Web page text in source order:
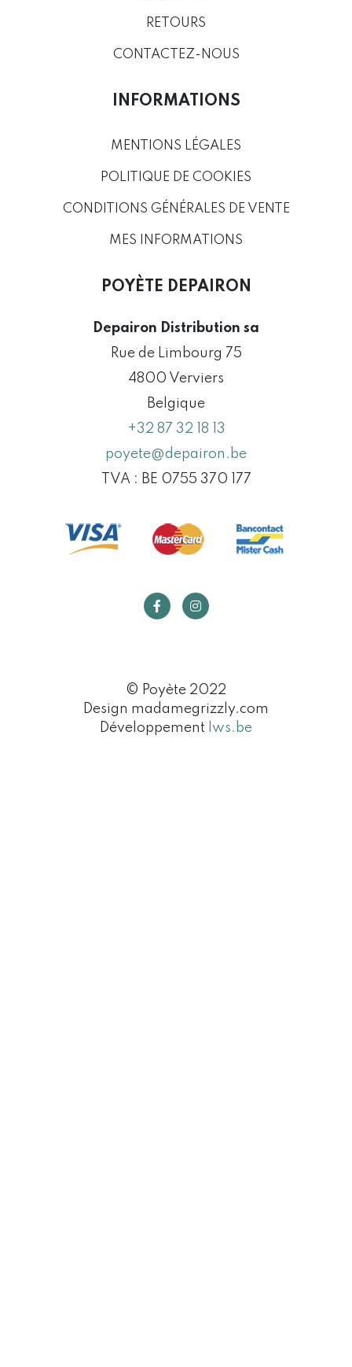
RETOURS
CONTACTEZ-NOUS
INFORMATIONS
MENTIONS LÉGALES
POLITIQUE DE COOKIES
CONDITIONS GÉNÉRALES DE VENTE
MES INFORMATIONS
POYÈTE DEPAIRON
Depairon Distribution sa
Rue de Limbourg 75
4800 Verviers
Belgique
+32 87 32 18 13
poyete@depairon.be
TVA : BE 0755 370 177
© Poyète 2022
Design madamegrizzly.com
Développement lws.be